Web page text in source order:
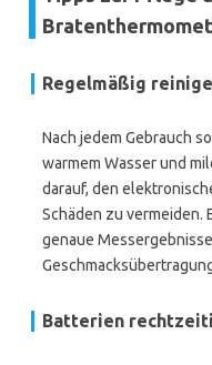
Regelmäßig
Nach jedem Gebrauch
warmem Wasser und
darauf, den
Schäden zu vermeiden.
genaue
Batterien